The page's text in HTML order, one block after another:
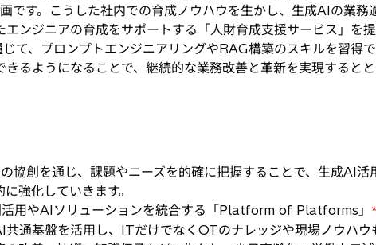
です。こうした社内での育成ノウハウを生かし、生成AIの業務
ンジニアの育成をサポートする「人財育成支援サービス」を提
て、プロンプトエンジニアリングやRAG構築のスキルを習得で
るようになることで、継続的な業務改善と革新を実現すると
協創を通じ、課題やニーズを的確に把握することで、生成AI活
強化していきます。
用やAIソリューションを統合する「Platform of Platforms」
通基盤を活用し、ITだけでなくOTのナレッジや現場ノウハ